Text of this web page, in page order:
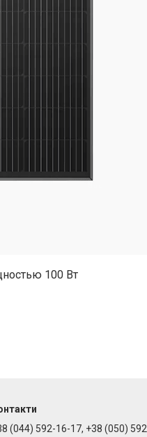
100 Вт
(044) 592-16-17, +38 (050)